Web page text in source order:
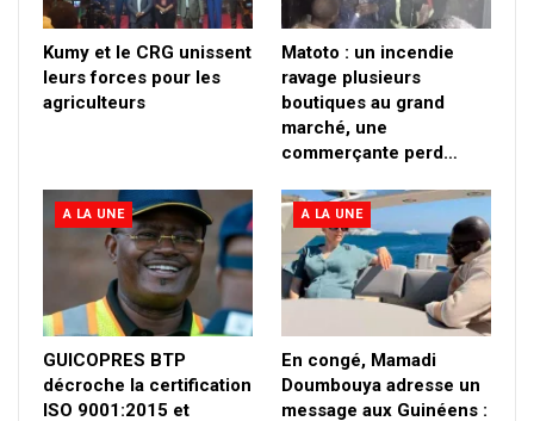
Kumy et le CRG unissent
leurs forces pour les
agriculteurs
Matoto : un incendie
ravage plusieurs
boutiques au grand
marché, une
commerçante perd…
A LA UNE
GUICOPRES BTP
décroche la certification
ISO 9001:2015 et
A LA UNE
En congé, Mamadi
Doumbouya adresse un
message aux Guinéens :